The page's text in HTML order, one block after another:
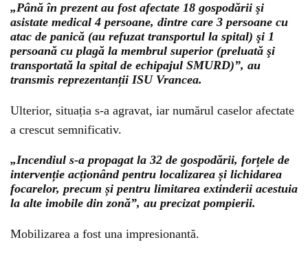
„Până în prezent au fost afectate 18 gospodării şi
asistate medical 4 persoane, dintre care 3 persoane cu
atac de panică (au refuzat transportul la spital) şi 1
persoană cu plagă la membrul superior (preluată şi
transportată la spital de echipajul SMURD)”, au
transmis reprezentanții ISU Vrancea.
Ulterior, situația s-a agravat, iar numărul caselor afectate
a crescut semnificativ.
„Incendiul s-a propagat la 32 de gospodării, forțele de
intervenție acționând pentru localizarea și lichidarea
focarelor, precum și pentru limitarea extinderii acestuia
la alte imobile din zonă”, au precizat pompierii.
Mobilizarea a fost una impresionantă.